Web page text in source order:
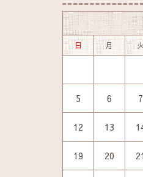
日 月
5 6 7
12 13
19 20 21